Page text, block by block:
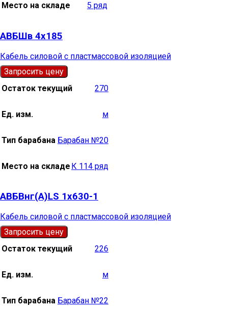
Место на складе 5 ряд
АВБШв 4х185
Кабель силовой с пластмассовой изоляцией
Запросить цену
Остаток текущий
270
Ед. изм. м
Тип барабана Барабан №20
Место на складе К 114 ряд
АВБВнг(А)LS 1х630-1
Кабель силовой с пластмассовой изоляцией
Запросить цену
Остаток текущий
226
Ед. изм. м
Тип барабана Барабан №22